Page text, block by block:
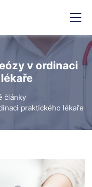
v ordinaci
články
praktického lékaře